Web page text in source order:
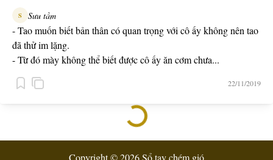
S Sưu tầm
- Tao muốn biết bản thân có quan trọng với cô ấy không nên tao
đã thử im lặng.
- Từ đó mày không thể biết được cô ấy ăn cơm chưa...
22/11/2019
Copyright © 2026 Sổ tay chém gió